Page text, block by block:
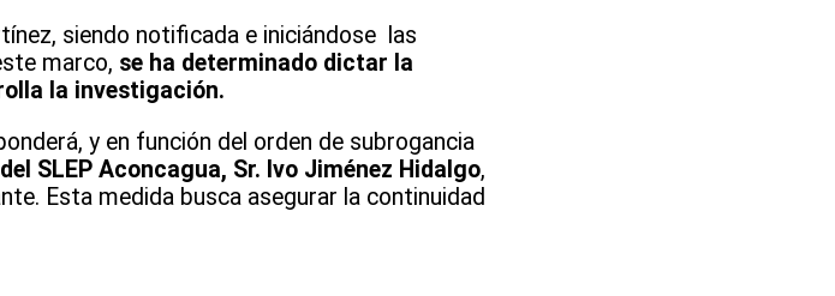
siendo notificada e iniciándose las
marco, se ha determinado dictar la
la investigación.
y en función del orden de subrogancia
SLEP Aconcagua, Sr. Ivo Jiménez Hidalgo,
Esta medida busca asegurar la continuidad